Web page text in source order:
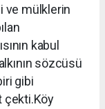
ve mülklerin
kabul
sözcüsü
gibi
çekti.Köy